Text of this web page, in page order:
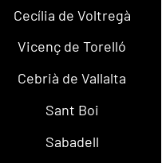
Cecília de Voltregà
Vicenç de Torelló
Cebrià de Vallalta
Sant Boi
Sabadell